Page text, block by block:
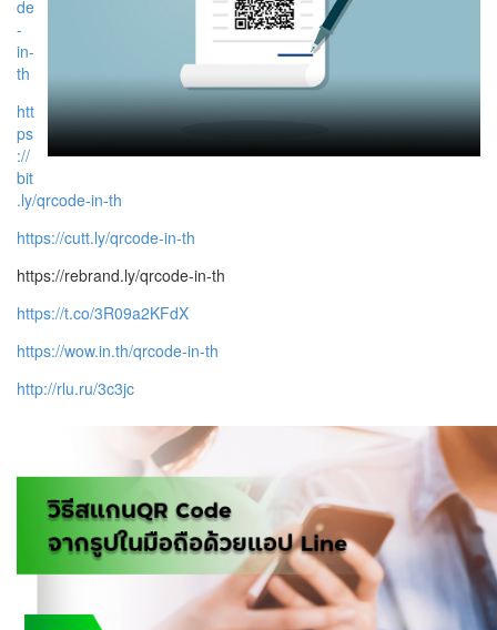
de
-
in-
th
htt
ps
://
bit
.ly/qrcode-in-th
https://cutt.ly/qrcode-in-th
https://rebrand.ly/qrcode-in-th
https://t.co/3R09a2KFdX
https://wow.in.th/qrcode-in-th
http://rlu.ru/3c3jc